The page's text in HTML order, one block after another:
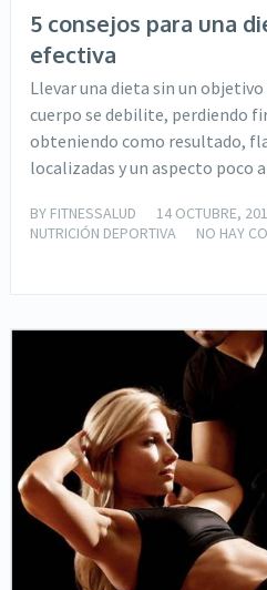
5 consejos para una
efectiva
Llevar una dieta sin un
cuerpo se debilite, perdiendo
obteniendo como resultado,
localizadas y un aspecto poco
BY FITNESSALUD 14 OCTUBRE,
NUTRICIÓN DEPORTIVA
NO HAY